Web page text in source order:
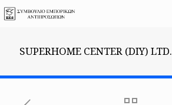
SUPERHOME CENTER (DIY) LTD.